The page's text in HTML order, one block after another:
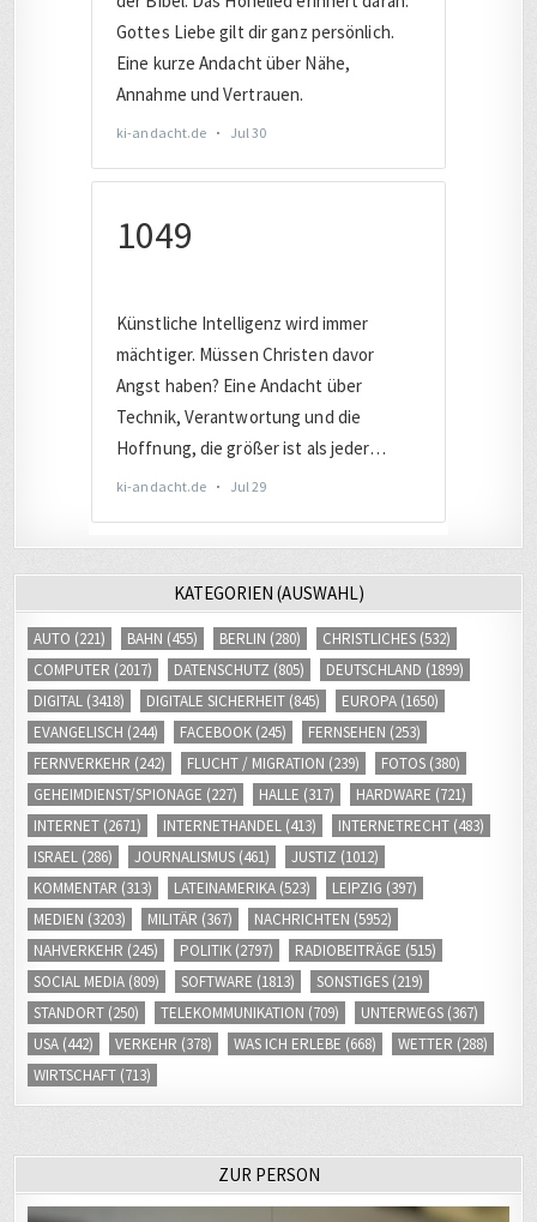
AUTO(221) BAHN(455) BERLIN(280) CHRISTLICHES(532)
COMPUTER
(2017) DATENSCHUTZ (805) DEUTSCHLAND(1899)
DIGITAL (3418) DIGITALE SICHERHEIT(845) EUROPA(1650)
EVANGELISCH (244) FACEBOOK(245) FERNSEHEN(253)
FERNVERKEHR(242) FLUCHT / MIGRATION(239) FOTOS
GEHEIMDIENST/SPIONAGE(227) HALLE (317) HARDWARE(721)
INTERNET(2671) INTERNETHANDEL(413) INTERNETRECHT(483)
ISRAEL(286) JOURNALISMUS(461) JUSTIZ
(1012)
KOMMENTAR
(313) LATEINAMERIKA (523) LEIPZIG
MEDIEN(3203) MILITÄR(367) NACHRICHTEN(5952)
NAHVERKEHR(245) POLITIK (2797) RADIOBEITRÄGE
SOCIAL MEDIA (809) SOFTWARE(1813) SONSTIGES(219)
STANDORT(250) TELEKOMMUNIKATION (709) UNTERWEGS
USA(442) VERKEHR(378) WAS ICH ERLEBE (668) WETTER(288)
WIRTSCHAFT(713)